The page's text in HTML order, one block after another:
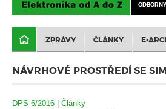
ZPRÁVY ČLÁNKY E-
NÁVRHOVÉ PROSTŘEDÍ SE
DPS 6/2016 | Články